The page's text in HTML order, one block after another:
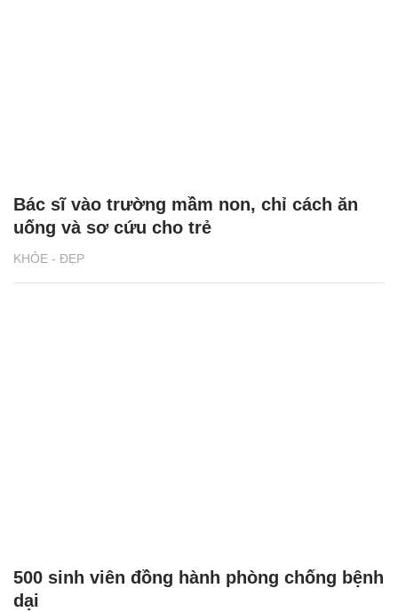
KHỎE - ĐẸP
Bác sĩ vào trường mầm non, chỉ cách ăn
uống và sơ cứu cho trẻ
500 sinh viên đồng hành phòng chống bệnh
dại